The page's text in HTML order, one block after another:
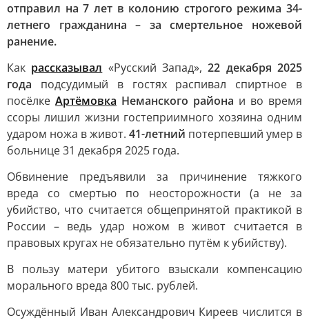
отправил на 7 лет в колонию строгого режима 34-
летнего гражданина – за смертельное ножевой
ранение.
Как рассказывал «Русский Запад»,22 декабря 2025
года подсудимый в гостях распивал спиртное в
посёлке Артёмовка Неманского района и во время
ссоры лишил жизни гостеприимного хозяина одним
ударом ножа в живот. 41-летний потерпевший умер в
больнице 31 декабря 2025 года.
Обвинение предъявили за причинение тяжкого
вреда со смертью по неосторожности (а не за
убийство, что считается общепринятой практикой в
России – ведь удар ножом в живот считается в
правовых кругах не обязательно путём к убийству).
В пользу матери убитого взыскали компенсацию
морального вреда 800 тыс. рублей.
Осуждённый Иван Александрович Киреев числится в